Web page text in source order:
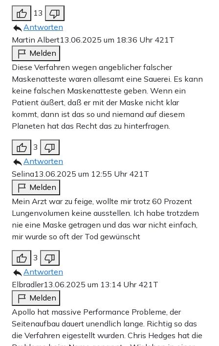
13
Antworten
Martin Albert13.06.2025 um 18:36 Uhr 421T
Melden
Diese Verfahren wegen angeblicher falscher
Maskenatteste waren allesamt eine Sauerei. Es kann
keine falschen Maskenatteste geben. Wenn ein
Patient äußert, daß er mit der Maske nicht klar
kommt, dann ist das so und niemand auf diesem
Planeten hat das Recht das zu hinterfragen.
3
Antworten
Selina13.06.2025 um 12:55 Uhr 421T
Melden
Mein Arzt war zu feige, wollte mir trotz 60 Prozent
Lungenvolumen keine ausstellen. Ich habe trotzdem
nie eine Maske getragen und das war nicht einfach,
mir wurde so oft der Tod gewünscht
3
Antworten
Elbradler13.06.2025 um 13:14 Uhr 421T
Melden
Apollo hat massive Performance Probleme, der
Seitenaufbau dauert unendlich lange. Richtig so das
die Verfahren eigestellt wurden. Chris Hedges hat die